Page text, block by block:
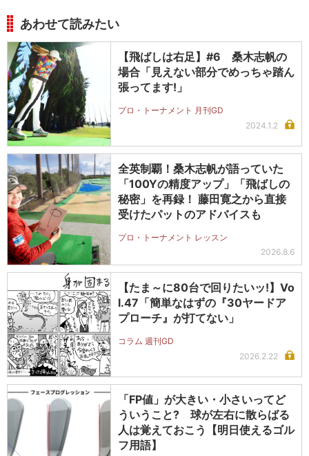
あわせて読みたい
【飛ばしは右足】#6 桑木志帆の
場合「見えない部分でめっちゃ踏ん
張ってます!」
プロ・トーナメント 月刊GD
2024.1.2
全英制覇！桑木志帆が語っていた
「100Yの精度アップ」「飛ばしの
秘密」を再録！ 藤田寛之から直接
受けたパットのアドバイスも
プロ・トーナメント レッスン
2026.8.6
【たま～に80台で回りたいッ!】Vo
l.47「簡単なはずの『30ヤードア
プローチ』が打てない」
コラム 週刊GD
2026.2.22
「FP値」が大きい・小さいってど
ういうこと? 球が左右に散らばる
人は覚えておこう【明日使えるゴル
フ用語】